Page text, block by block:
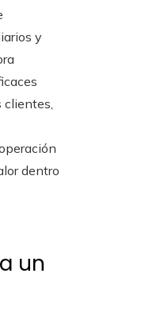
y
clientes,
dentro
un